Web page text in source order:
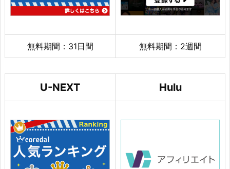
無料期間：31日間 無料期間：2週間
U-NEXT Hulu